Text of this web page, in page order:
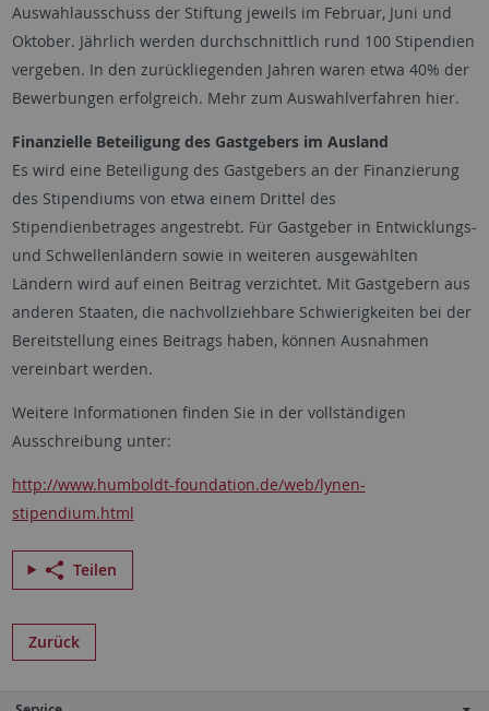
Auswahlausschuss der Stiftung jeweils im Februar, Juni und
Oktober. Jährlich werden durchschnittlich rund 100 Stipendien
vergeben. In den zurückliegenden Jahren waren etwa 40% der
Bewerbungen erfolgreich. Mehr zum Auswahlverfahren hier.
Finanzielle Beteiligung des Gastgebers im Ausland
Es wird eine Beteiligung des Gastgebers an der Finanzierung
des Stipendiums von etwa einem Drittel des
Stipendienbetrages angestrebt. Für Gastgeber in Entwicklungs-
und Schwellenländern sowie in weiteren ausgewählten
Ländern wird auf einen Beitrag verzichtet. Mit Gastgebern aus
anderen Staaten, die nachvollziehbare Schwierigkeiten bei der
Bereitstellung eines Beitrags haben, können Ausnahmen
vereinbart werden.
Weitere Informationen finden Sie in der vollständigen
Ausschreibung unter:
http://www.humboldt-foundation.de/web/lynen-
stipendium.html
Teilen
Zurück